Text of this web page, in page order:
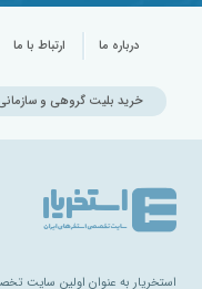
درباره ما ارتباط با ما
خرید بلیت گروهی و
استخریار به عنوان اولین سایت